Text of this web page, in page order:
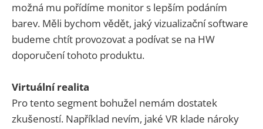
možná mu pořídíme monitor s lepším podáním
barev. Měli bychom vědět, jaký vizualizační software
budeme chtít provozovat a podívat se na HW
doporučení tohoto produktu.
Virtuální realita
Pro tento segment bohužel nemám dostatek
zkušeností. Například nevím, jaké VR klade nároky